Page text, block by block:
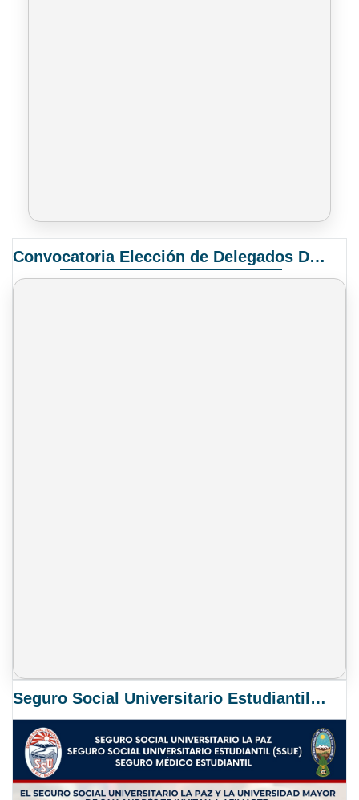
Convocatoria Elección de Delegados Docentes para el XIV Congreso Nacional de Universidades
Seguro Social Universitario Estudiantil SSUE